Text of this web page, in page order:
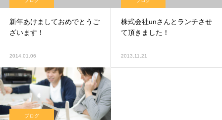
新年あけましておめでとうご
ざいます！
2014.01.06
株式会社unさんとランチさせ
て頂きました！
2013.11.21
ブログ